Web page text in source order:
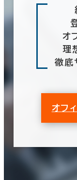
オ
理
徹底
オフ